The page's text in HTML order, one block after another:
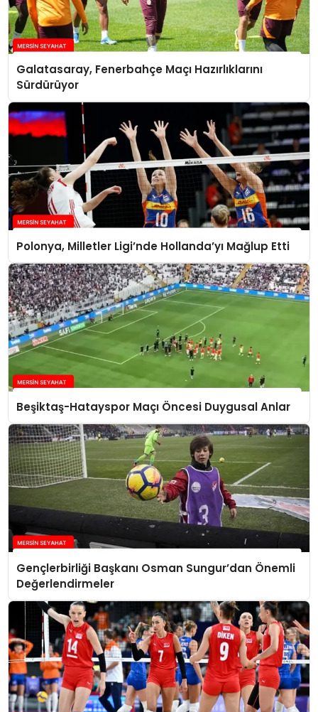
Galatasaray, Fenerbahçe Maçı Hazırlıklarını
Sürdürüyor
Polonya, Milletler Ligi’nde Hollanda’yı Mağlup Etti
Beşiktaş-Hatayspor Maçı Öncesi Duygusal Anlar
Gençlerbirliği Başkanı Osman Sungur’dan Önemli
Değerlendirmeler